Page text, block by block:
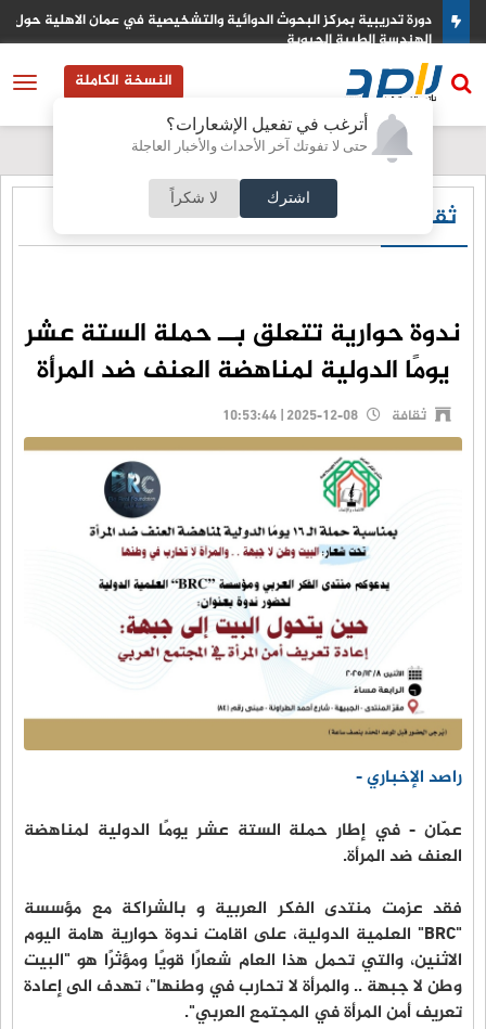
أترغب في تفعيل الإشعارات؟
حتى لا تفوتك آخر الأحداث والأخبار العاجلة
اشترك لا شكراً
دورة تدريبية بمركز البحوث الدوائية والتشخيصية في عمان الاهلية حول
الهندسة الطبية الحيوية
النسخة الكاملة
ثقافة
ندوة حوارية تتعلق بــ حملة الستة عشر
يومًا الدولية لمناهضة العنف ضد المرأة
ثقافة
راصد الإخباري -
عمّان - في إطار حملة الستة عشر يومًا الدولية لمناهضة
العنف ضد المرأة.
فقد عزمت منتدى الفكر العربية و بالشراكة مع مؤسسة
"BRC" العلمية الدولية، على اقامت ندوة حوارية هامة اليوم
الاثنين، والتي تحمل هذا العام شعارًا قويًا ومؤثرًا هو "البيت
وطن لا جبهة .. والمرأة لا تحارب في وطنها"، تهدف الى إعادة
تعريف أمن المرأة في المجتمع العربي".